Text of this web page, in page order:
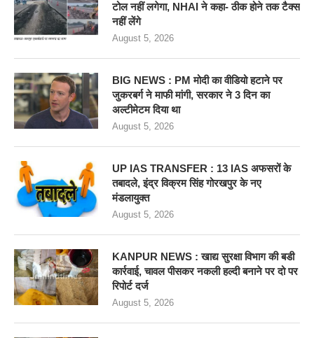
टोल नहीं लगेगा, NHAI ने कहा- ठीक होने तक टैक्स
नहीं लेंगे
August 5, 2026
BIG NEWS : PM मोदी का वीडियो हटाने पर
जुकरबर्ग ने माफी मांगी, सरकार ने 3 दिन का
अल्टीमेटम दिया था
August 5, 2026
UP IAS TRANSFER : 13 IAS अफसरों के
तबादले, इंद्र विक्रम सिंह गोरखपुर के नए
मंडलायुक्त
August 5, 2026
KANPUR NEWS : खाद्य सुरक्षा विभाग की बडी
कार्रवाई, चावल पीसकर नकली हल्दी बनाने पर दो पर
रिपोर्ट दर्ज
August 5, 2026